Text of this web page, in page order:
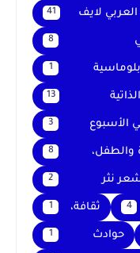
لايف 41
8
1
13
الأسبوع 3
والطفل، 8
نثر 2
4 ثقافة، 1
حوادث 1